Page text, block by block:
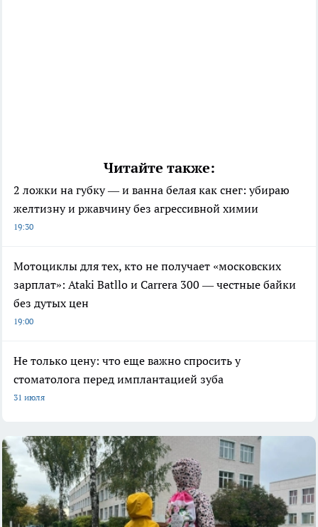
Читайте также:
2 ложки на губку — и ванна белая как снег: убираю
желтизну и ржавчину без агрессивной химии
19:30
Мотоциклы для тех, кто не получает «московских
зарплат»: Ataki Batllo и Carrera 300 — честные байки
без дутых цен
19:00
Не только цену: что еще важно спросить у
стоматолога перед имплантацией зуба
31 июля